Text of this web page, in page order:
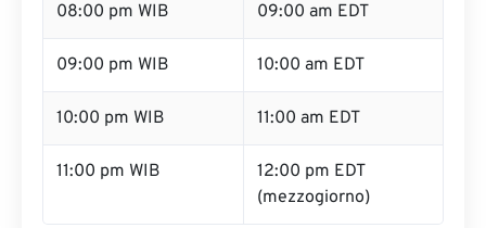
08:00 pm WIB 09:00 am EDT
09:00 pm WIB 10:00 am EDT
10:00 pm WIB 11:00 am EDT
11:00 pm WIB
12:00 pm EDT
(mezzogiorno)